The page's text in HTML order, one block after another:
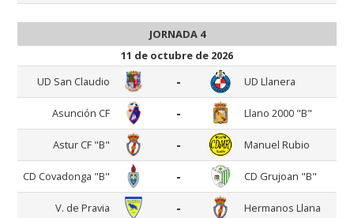
JORNADA 4
11 de octubre de 2026
UD San Claudio
- UD Llanera
Asunción CF - Llano 2000 "B"
Astur CF "B" - Manuel Rubio
CD Covadonga "B" - CD Grujoan "B"
V. de Pravia - Hermanos Llana